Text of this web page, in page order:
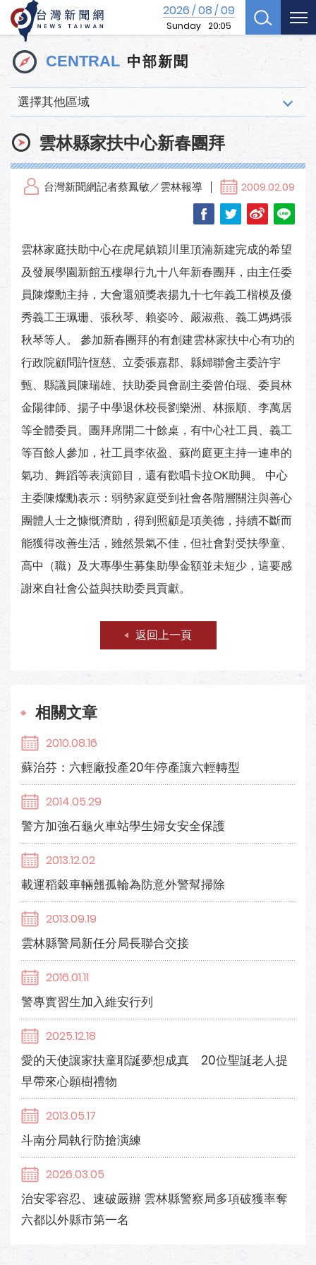
2026/08/09
Sunday 20:05
CENTRAL 中部新聞
選擇其他區域
雲林縣家扶中心新春團拜
台灣新聞網記者蔡鳳敏／雲林報導 2009.02.09
雲林家庭扶助中心在虎尾鎮穎川里頂湳新建完成的希望
及發展學園新館五樓舉行九十八年新春團拜，由主任委
員陳燦勳主持，大會還頒獎表揚九十七年義工楷模及優
秀義工王珮珊、張秋琴、賴姿吟、嚴淑燕、義工媽媽張
秋琴等人。 參加新春團拜的有創建雲林家扶中心有功的
行政院顧問許恆慈、立委張嘉郡、縣婦聯會主委許宇
甄、縣議員陳瑞雄、扶助委員會副主委曾伯琨、委員林
金陽律師、揚子中學退休校長劉樂洲、林振順、李萬居
等全體委員。團拜席開二十餘桌，有中心社工員、義工
等百餘人參加，社工員李依盈、蘇尚庭更主持一連串的
氣功、舞蹈等表演節目，還有歡唱卡拉OK助興。 中心
主委陳燦勳表示：弱勢家庭受到社會各階層關注與善心
團體人士之慷慨濟助，得到照顧是項美德，持續不斷而
能獲得改善生活，雖然景氣不佳，但社會對受扶學童、
高中（職）及大專學生募集助學金額並未短少，這要感
謝來自社會公益與扶助委員貢獻。
返回上一頁
相關文章
2010.08.16
蘇治芬：六輕廠投產20年停產讓六輕轉型
2014.05.29
警方加強石龜火車站學生婦女安全保護
2013.12.02
載運稻穀車輛翹孤輪為防意外警幫掃除
2013.09.19
雲林縣警局新任分局長聯合交接
2016.01.11
警專實習生加入維安行列
2025.12.18
愛的天使讓家扶童耶誕夢想成真 20位聖誕老人提
早帶來心願樹禮物
2013.05.17
斗南分局執行防搶演練
2026.03.05
治安零容忍、速破嚴辦 雲林縣警察局多項破獲率奪
六都以外縣市第一名